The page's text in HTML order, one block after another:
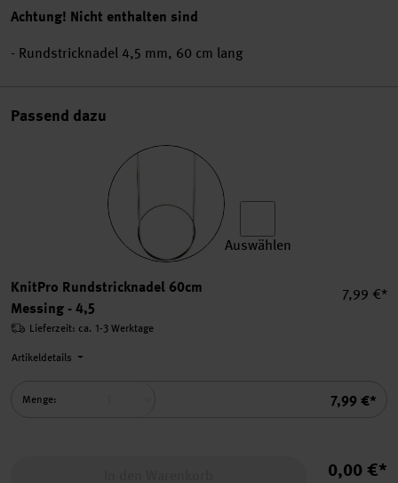
Achtung! Nicht enthalten sind
- Rundstricknadel 4,5 mm, 60 cm lang
Passend dazu
Auswählen
KnitPro Rundstricknadel 60cm
Messing - 4,5
7,99 €*
Summe
7,99 €*
Lieferzeit: ca. 1-3 Werktage
Artikeldetails
Menge:
0,00 €*